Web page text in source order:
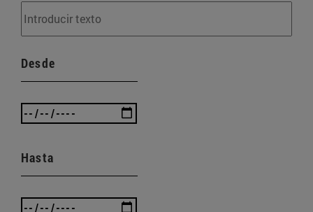
Desde
Hasta